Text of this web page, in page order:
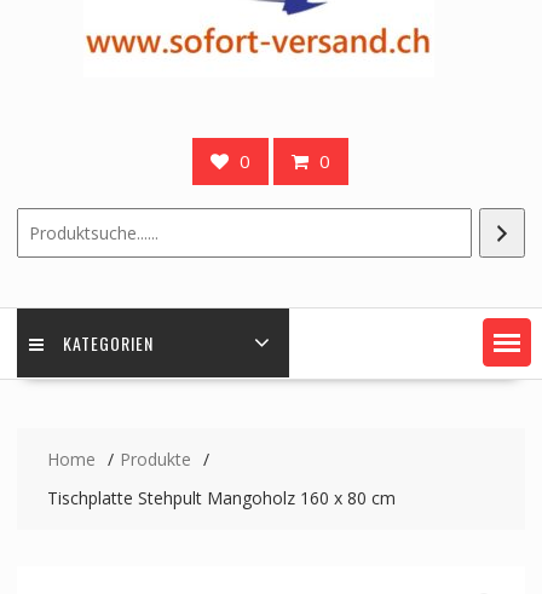
0 0
KATEGORIEN
Home
Produkte
Tischplatte Stehpult Mangoholz 160 x 80 cm